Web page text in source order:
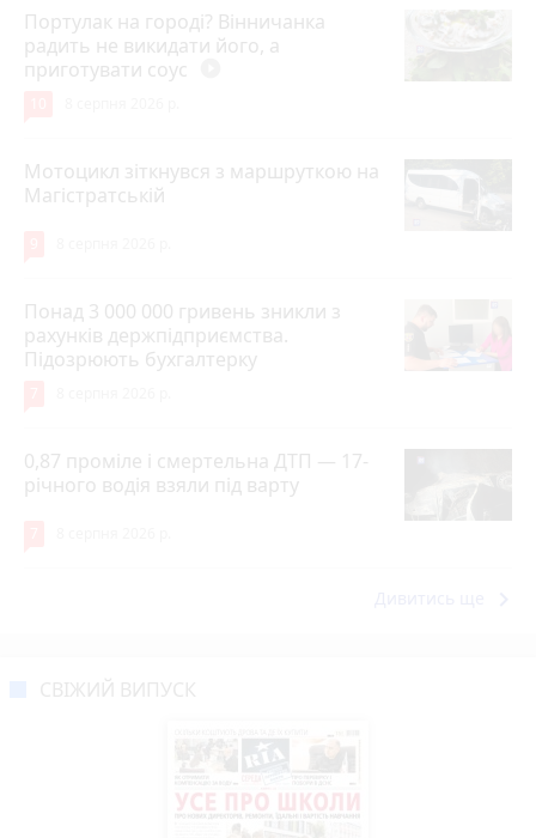
Портулак на городі? Вінничанка
радить не викидати його, а
приготувати соус
Мотоцикл зіткнувся з маршруткою на
Магістратській
Понад 3 000 000 гривень зникли з
рахунків держпідприємства.
Підозрюють бухгалтерку
0,87 проміле і смертельна ДТП — 17-
річного водія взяли під варту